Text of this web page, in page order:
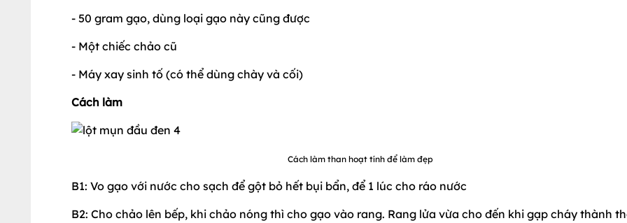
- 50 gram gạo, dùng loại gạo này cũng được
- Một chiếc chảo cũ
- Máy xay sinh tố (có thể dùng chày và cối)
Cách làm
Cách làm than hoạt tính để làm đẹp
B1: Vo gạo với nước cho sạch để gột bỏ hết bụi bẩn, để 1 lúc cho ráo nước
B2: Cho chảo lên bếp, khi chảo nóng thì cho gạo vào rang. Rang lửa vừa cho đến khi gạp cháy thành